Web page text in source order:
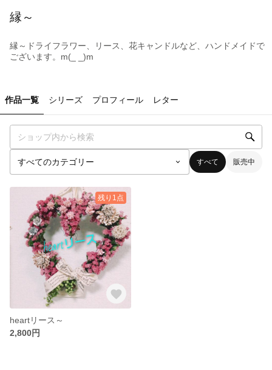
縁～
縁～ドライフラワー、リース、花キャンドルなど、ハンドメイドで
ございます。m(_ _)m
作品一覧 シリーズ プロフィール レター
すべて 販売中
残り1点
heartリース～
2,800円